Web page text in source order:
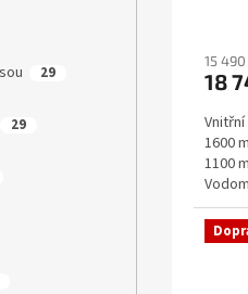
29
29
15
18
Vnitřní
1600
1100
i pod...